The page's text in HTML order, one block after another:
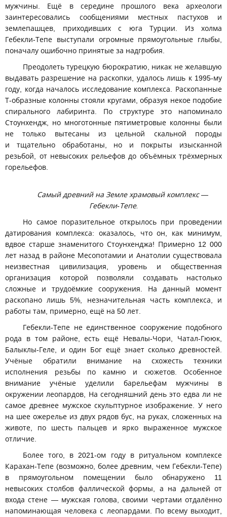
мужчины. Ещё в середине прошлого века археологи
заинтересовались сообщениями местных пастухов и
землепашцев, приходивших с юга Турции. Из холма
Гебекли-Тепе выступали огромные прямоугольные глыбы,
поначалу ошибочно принятые за надгробия.
Преодолеть турецкую бюрократию, никак не желавшую
выдавать разрешение на раскопки, удалось лишь к 1995-му
году, когда началось исследование комплекса. Раскопанные
Т-образные колонны стояли кругами, образуя некое подобие
спирального лабиринта. По структуре это напоминало
Стоунхендж, но многотонные пятиметровые колонны были
не только вытесаны из цельной скальной породы
и тщательно обработаны, но и покрыты изысканной
резьбой, от невысоких рельефов до объёмных трёхмерных
горельефов.
Самый древний на Земле храмовый комплекс —
Гебекли-Тепе.
Но самое поразительное открылось при проведении
датирования комплекса: оказалось, что он, как минимум,
вдвое старше знаменитого Стоунхенджа! Примерно 12 000
лет назад в районе Месопотамии и Анатолии существовала
неизвестная цивилизация, уровень и общественная
организация которой позволяли создавать настолько
сложные и трудоёмкие сооружения. На данный момент
раскопано лишь 5%, незначительная часть комплекса, и
работы там, примерно, ещё на 50 лет.
Гебекли-Тепе не единственное сооружение подобного
рода в том районе, есть ещё Невалы-Чори, Чатал-Гююк,
Балыклы-Геле, и один Бог ещё знает сколько древностей.
Учёные обратили внимание на схожесть техники
исполнения резьбы по камню и сюжетов. Особенное
внимание учёные уделили барельефам мужчины в
окружении леопардов, На сегодняшний день это едва ли не
самое древнее мужское скульптурное изображение. У него
на шее ожерелье из двух рядов бус, на руках, сложенных на
животе, по шесть пальцев и ярко выраженное мужское
отличие.
Более того, в 2021-ом году в ритуальном комплексе
Карахан-Тепе (возможно, более древним, чем Гебекли-Тепе)
в прямоугольном помещении было обнаружено 11
невысоких столбов фаллической формы, а на дальней от
входа стене — мужская голова, своими чертами отдалённо
напоминающая человека с леопардами. По всему выходит,